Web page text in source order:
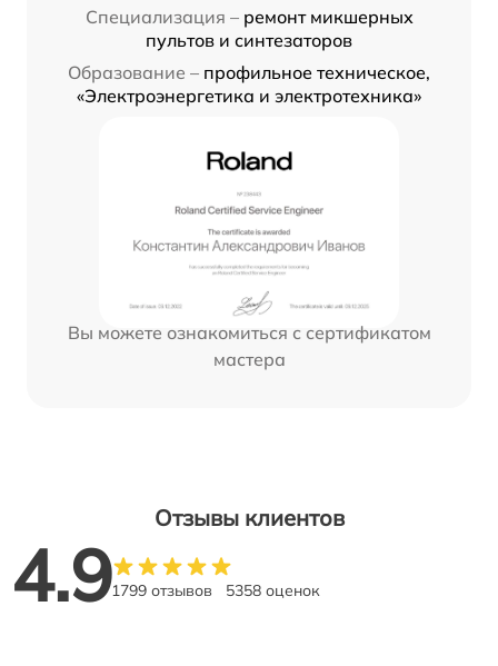
Специализация – ремонт микшерных
пультов и синтезаторов
Образование – профильное техническое,
«Электроэнергетика и электротехника»
Вы можете ознакомиться с сертификатом
мастера
Отзывы клиентов
4.91799 отзывов 5358 оценок